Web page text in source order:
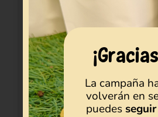
bonita, guarda en su
propiedades que ahora
SIGUE LEYENDO »
La campaña
volverán en
puedes